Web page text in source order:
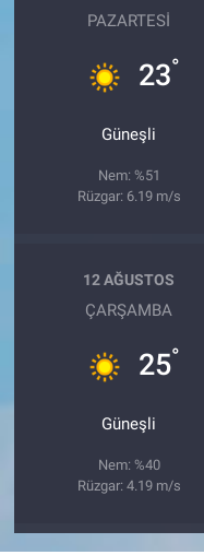
PAZARTESI
23°
Güneşli
Nem: %51
Rüzgar: 6.19 m/s
12 AĞUSTOS
ÇARŞAMBA
25°
Güneşli
Nem: %40
Rüzgar: 4.19 m/s